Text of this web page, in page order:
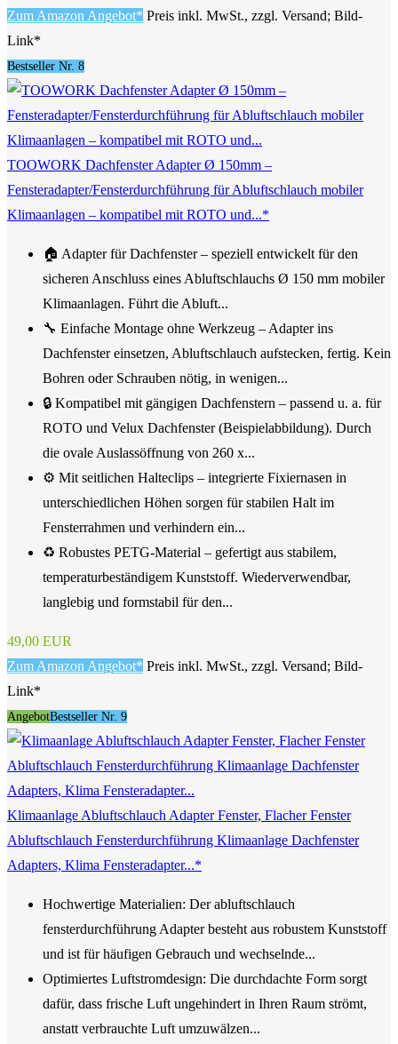
Zum Amazon Angebot* Preis inkl. MwSt., zzgl. Versand; Bild-
Link*
Bestseller Nr. 8
TOOWORK Dachfenster Adapter Ø 150mm –
Fensteradapter/Fensterdurchführung für Abluftschlauch mobiler
Klimaanlagen – kompatibel mit ROTO und...*
🏠 Adapter für Dachfenster – speziell entwickelt für den
sicheren Anschluss eines Abluftschlauchs Ø 150 mm mobiler
Klimaanlagen. Führt die Abluft...
🔧 Einfache Montage ohne Werkzeug – Adapter ins
Dachfenster einsetzen, Abluftschlauch aufstecken, fertig. Kein
Bohren oder Schrauben nötig, in wenigen...
🔒 Kompatibel mit gängigen Dachfenstern – passend u. a. für
ROTO und Velux Dachfenster (Beispielabbildung). Durch
die ovale Auslassöffnung von 260 x...
⚙️ Mit seitlichen Halteclips – integrierte Fixiernasen in
unterschiedlichen Höhen sorgen für stabilen Halt im
Fensterrahmen und verhindern ein...
♻️ Robustes PETG-Material – gefertigt aus stabilem,
temperaturbeständigem Kunststoff. Wiederverwendbar,
langlebig und formstabil für den...
49,00 EUR
Zum Amazon Angebot* Preis inkl. MwSt., zzgl. Versand; Bild-
Link*
AngebotBestseller Nr. 9
Klimaanlage Abluftschlauch Adapter Fenster, Flacher Fenster
Abluftschlauch Fensterdurchführung Klimaanlage Dachfenster
Adapters, Klima Fensteradapter...*
Hochwertige Materialien: Der abluftschlauch
fensterdurchführung Adapter besteht aus robustem Kunststoff
und ist für häufigen Gebrauch und wechselnde...
Optimiertes Luftstromdesign: Die durchdachte Form sorgt
dafür, dass frische Luft ungehindert in Ihren Raum strömt,
anstatt verbrauchte Luft umzuwälzen...